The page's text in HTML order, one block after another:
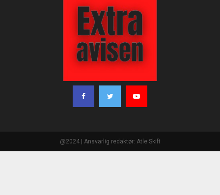
@2024 | Ansvarlig redaktør: Atle Skift